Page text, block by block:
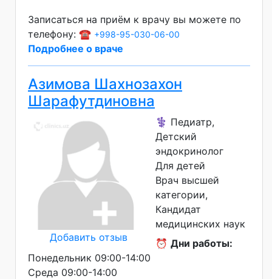
Записаться на приём к врачу вы можете по
телефону: ☎️ +998-95-030-06-00
Подробнее о враче
Азимова Шахнозахон
Шарафутдиновна
Добавить отзыв
⚕️ Педиатр,
Детский
эндокринолог
Для детей
Врач высшей
категории
Кандидат
медицинских наук
⏰ Дни работы:
Понедельник 09:00-14:00
Среда 09:00-14:00